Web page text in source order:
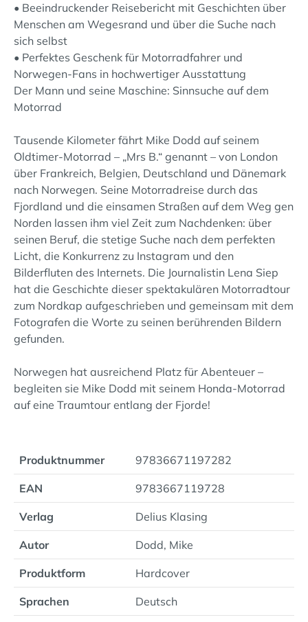
• Beeindruckender Reisebericht mit Geschichten über
Menschen am Wegesrand und über die Suche nach
sich selbst
• Perfektes Geschenk für Motorradfahrer und
Norwegen-Fans in hochwertiger Ausstattung
Der Mann und seine Maschine: Sinnsuche auf dem
Motorrad
Tausende Kilometer fährt Mike Dodd auf seinem
Oldtimer-Motorrad – „Mrs B.“ genannt – von London
über Frankreich, Belgien, Deutschland und Dänemark
nach Norwegen. Seine Motorradreise durch das
Fjordland und die einsamen Straßen auf dem Weg gen
Norden lassen ihm viel Zeit zum Nachdenken: über
seinen Beruf, die stetige Suche nach dem perfekten
Licht, die Konkurrenz zu Instagram und den
Bilderfluten des Internets. Die Journalistin Lena Siep
hat die Geschichte dieser spektakulären Motorradtour
zum Nordkap aufgeschrieben und gemeinsam mit dem
Fotografen die Worte zu seinen berührenden Bildern
gefunden.
Norwegen hat ausreichend Platz für Abenteuer –
begleiten sie Mike Dodd mit seinem Honda-Motorrad
auf eine Traumtour entlang der Fjorde!
Produktnummer 97836671197282
EAN 9783667119728
Verlag Delius Klasing
Autor Dodd, Mike
Produktform Hardcover
Sprachen Deutsch